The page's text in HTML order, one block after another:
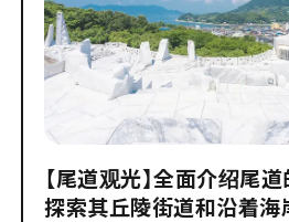
【尾道观光】全面介绍尾
探索其丘陵街道和沿着海